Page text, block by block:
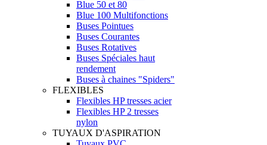
Blue 50 et 80
Blue 100 Multifonctions
Buses Pointues
Buses Courantes
Buses Rotatives
Buses Spéciales haut
rendement
Buses à chaines "Spiders"
FLEXIBLES
Flexibles HP tresses acier
Flexibles HP 2 tresses
nylon
TUYAUX D'ASPIRATION